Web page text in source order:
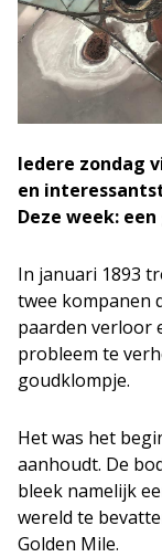
Iedere zondag
en
Deze week:
In januari 1893
twee kompanen
paarden verloor
probleem te
goudklompje.
Het was het
aanhoudt. De
bleek namelijk
wereld te
Golden Mile.